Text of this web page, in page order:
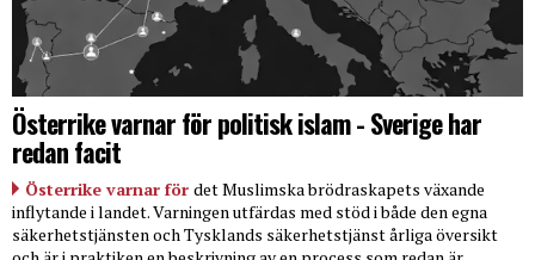
Österrike varnar för politisk islam - Sverige har
redan facit
Österrike varnar för det Muslimska brödraskapets växande
inflytande i landet. Varningen utfärdas med stöd i både den egna
säkerhetstjänsten och Tysklands säkerhetstjänst årliga översikt